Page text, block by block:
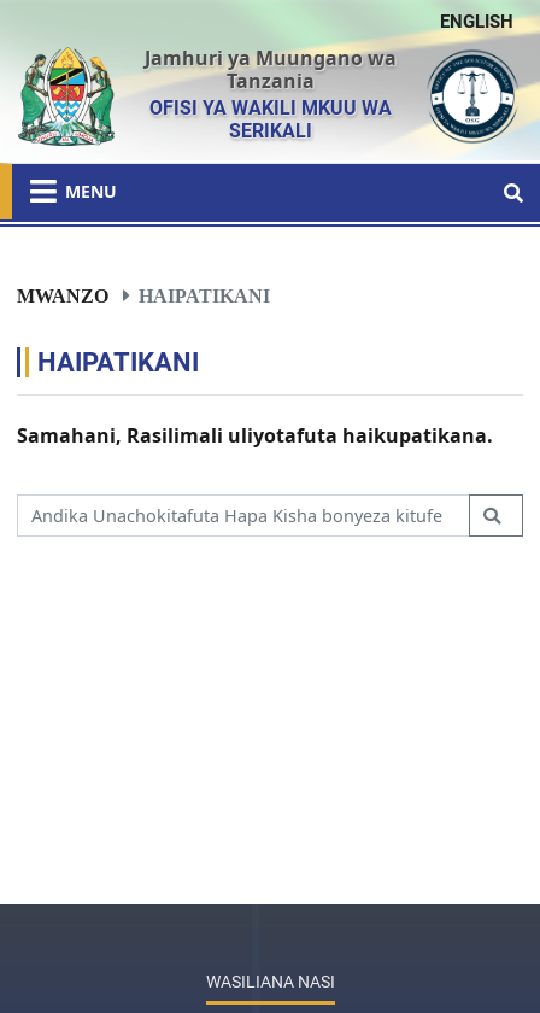
ENGLISH
Jamhuri ya Muungano wa
Tanzania
OFISI YA WAKILI MKUU WA
SERIKALI
MENU
MWANZO HAIPATIKANI
HAIPATIKANI
Samahani, Rasilimali uliyotafuta haikupatikana.
WASILIANA NASI